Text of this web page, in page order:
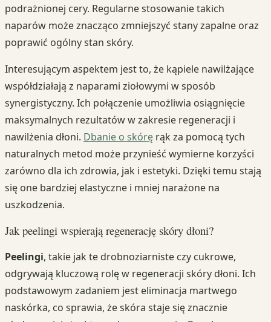
podrażnionej cery. Regularne stosowanie takich
naparów może znacząco zmniejszyć stany zapalne oraz
poprawić ogólny stan skóry.
Interesującym aspektem jest to, że kąpiele nawilżające
współdziałają z naparami ziołowymi w sposób
synergistyczny. Ich połączenie umożliwia osiągnięcie
maksymalnych rezultatów w zakresie regeneracji i
nawilżenia dłoni. Dbanie o skórę rąk za pomocą tych
naturalnych metod może przynieść wymierne korzyści
zarówno dla ich zdrowia, jak i estetyki. Dzięki temu stają
się one bardziej elastyczne i mniej narażone na
uszkodzenia.
Jak peelingi wspierają regenerację skóry dłoni?
Peelingi, takie jak te drobnoziarniste czy cukrowe,
odgrywają kluczową rolę w regeneracji skóry dłoni. Ich
podstawowym zadaniem jest eliminacja martwego
naskórka, co sprawia, że skóra staje się znacznie